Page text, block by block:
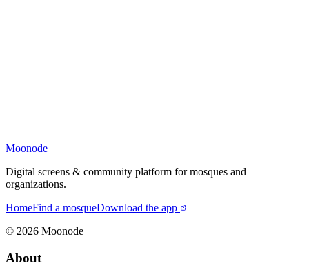
Moonode
Digital screens & community platform for mosques and
organizations.
HomeFind a mosqueDownload the app
© 2026 Moonode
About